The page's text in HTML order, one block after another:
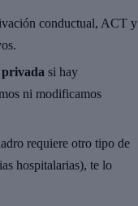
conductual, ACT y
si hay
ni modificamos
requiere otro tipo de
hospitalarias), te lo